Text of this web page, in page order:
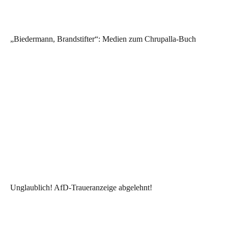
„Biedermann, Brandstifter“: Medien zum Chrupalla-Buch
Unglaublich! AfD-Traueranzeige abgelehnt!